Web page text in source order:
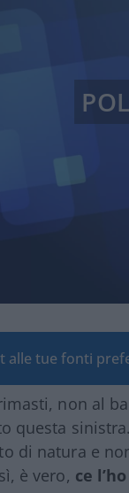
alle tue fonti
non al
questa
di natura e
è vero, ce